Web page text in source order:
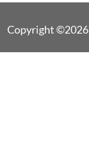
Copyright ©2026